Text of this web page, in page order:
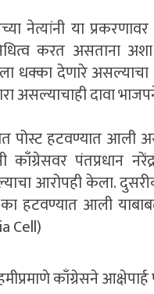
नेत्यांनी या प्रकरणावर
करत असताना
धक्का देणारे
असल्याचाही दावा
पोस्ट हटवण्यात आली
काँग्रेसवर पंतप्रधान
आरोपही केला.
का हटवण्यात आली
Cell)
काँग्रेसने